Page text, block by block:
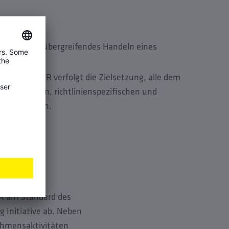
Handeln eines
KEMPER verfolgt die Zielsetzung, alle dem
rechtlichen, richtlinienspezifischen und
zu erfüllen.
am Standard des
Initiative ab. Neben